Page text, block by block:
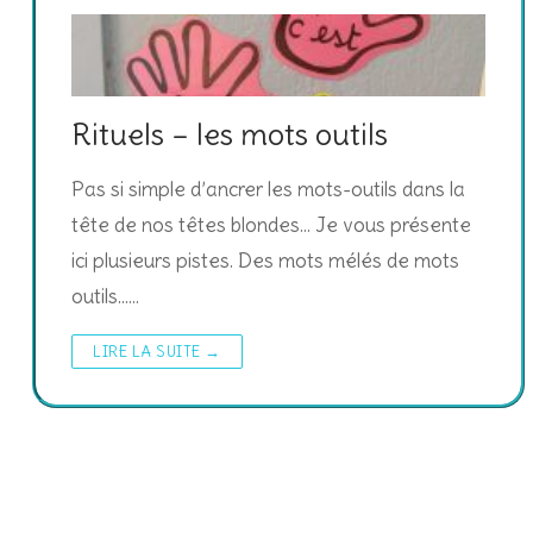
Rituels – les mots outils
Pas si simple d’ancrer les mots-outils dans la
tête de nos têtes blondes… Je vous présente
ici plusieurs pistes. Des mots mélés de mots
outils……
LIRE LA SUITE →